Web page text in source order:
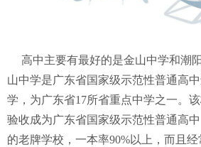
高中主要有最好的是金山中学和潮
山中学是广东省国家级示范性普通高
学，为广东省17所省重点中学之一。
验收成为广东省国家级示范性普通高
的老牌学校，一本率90%以上，而且